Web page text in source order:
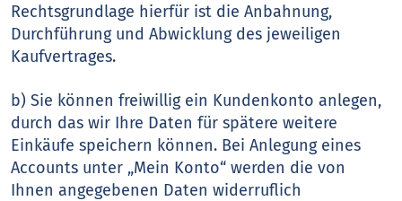
Rechtsgrundlage hierfür ist die Anbahnung,
Durchführung und Abwicklung des jeweiligen
Kaufvertrages.
b) Sie können freiwillig ein Kundenkonto anlegen,
durch das wir Ihre Daten für spätere weitere
Einkäufe speichern können. Bei Anlegung eines
Accounts unter „Mein Konto“ werden die von
Ihnen angegebenen Daten widerruflich